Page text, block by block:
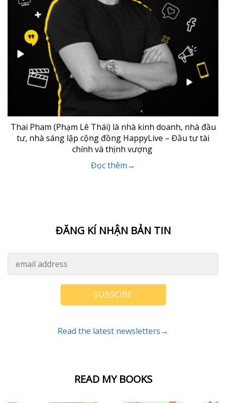
READ MY BOOKS
Thai Pham (Phạm Lê Thái) là nhà kinh doanh, nhà đầu
tư, nhà sáng lập cộng đồng HappyLive – Đầu tư tài
chính và thịnh vượng
Đọc thêm→
ĐĂNG KÍ NHẬN BẢN TIN
SUBSCIBE
Read the latest newsletters→